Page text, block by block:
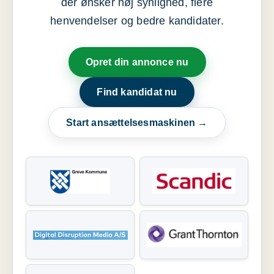
der ønsker høj synlighed, flere
henvendelser og bedre kandidater.
Opret din annonce nu
Find kandidat nu
Start ansættelsesmaskinen →